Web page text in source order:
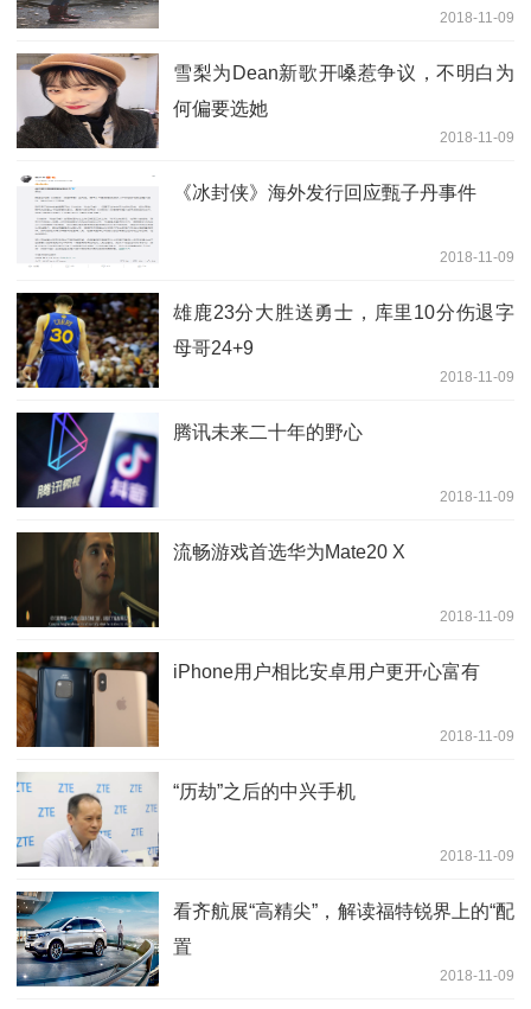
2018-11-09
雪梨为Dean新歌开嗓惹争议，不明白为
何偏要选她
2018-11-09
《冰封侠》海外发行回应甄子丹事件
2018-11-09
雄鹿23分大胜送勇士，库里10分伤退字
母哥24+9
2018-11-09
腾讯未来二十年的野心
2018-11-09
流畅游戏首选华为Mate20 X
2018-11-09
iPhone用户相比安卓用户更开心富有
2018-11-09
“历劫”之后的中兴手机
2018-11-09
看齐航展“高精尖”，解读福特锐界上的“配
置
2018-11-09